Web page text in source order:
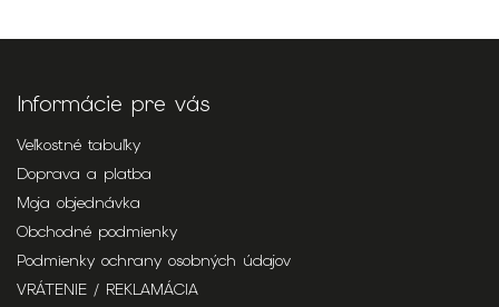
Informácie pre vás
Veľkostné tabuľky
Doprava a platba
Moja objednávka
Obchodné podmienky
Podmienky ochrany osobných údajov
VRÁTENIE / REKLAMÁCIA